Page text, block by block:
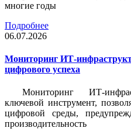
многие годы
Подробнее
06.07.2026
Мониторинг ИТ-
цифрового успеха
Мониторинг ИТ-
ключевой инструмент,
цифровой среды,
производительность